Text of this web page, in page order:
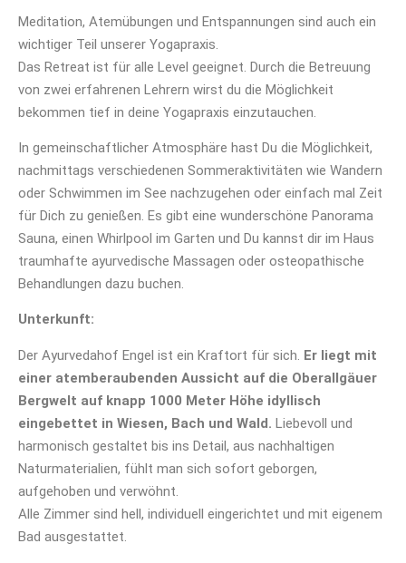
Meditation, Atemübungen und Entspannungen sind auch ein
wichtiger Teil unserer Yogapraxis.
Das Retreat ist für alle Level geeignet. Durch die Betreuung
von zwei erfahrenen Lehrern wirst du die Möglichkeit
bekommen tief in deine Yogapraxis einzutauchen.
In gemeinschaftlicher Atmosphäre hast Du die Möglichkeit,
nachmittags verschiedenen Sommeraktivitäten wie Wandern
oder Schwimmen im See nachzugehen oder einfach mal Zeit
für Dich zu genießen. Es gibt eine wunderschöne Panorama
Sauna, einen Whirlpool im Garten und Du kannst dir im Haus
traumhafte ayurvedische Massagen oder osteopathische
Behandlungen dazu buchen.
Unterkunft:
Der Ayurvedahof Engel ist ein Kraftort für sich. Er liegt mit
einer atemberaubenden Aussicht auf die Oberallgäuer
Bergwelt auf knapp 1000 Meter Höhe idyllisch
eingebettet in Wiesen, Bach und Wald. Liebevoll und
harmonisch gestaltet bis ins Detail, aus nachhaltigen
Naturmaterialien, fühlt man sich sofort geborgen,
aufgehoben und verwöhnt.
Alle Zimmer sind hell, individuell eingerichtet und mit eigenem
Bad ausgestattet.